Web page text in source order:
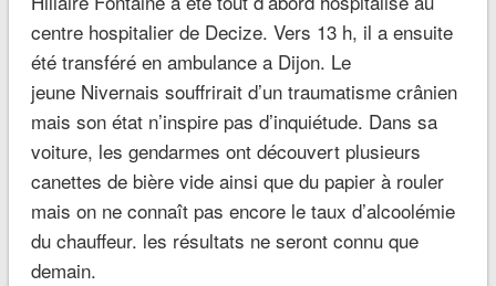
centre hospitalier de Decize. Vers 13 h, il a ensuite
été transféré en ambulance a Dijon. Le
jeune Nivernais souffrirait d’un traumatisme crânien
mais son état n’inspire pas d’inquiétude. Dans sa
voiture, les gendarmes ont découvert plusieurs
canettes de bière vide ainsi que du papier à rouler
mais on ne connaît pas encore le taux d’alcoolémie
du chauffeur. les résultats ne seront connu que
demain.